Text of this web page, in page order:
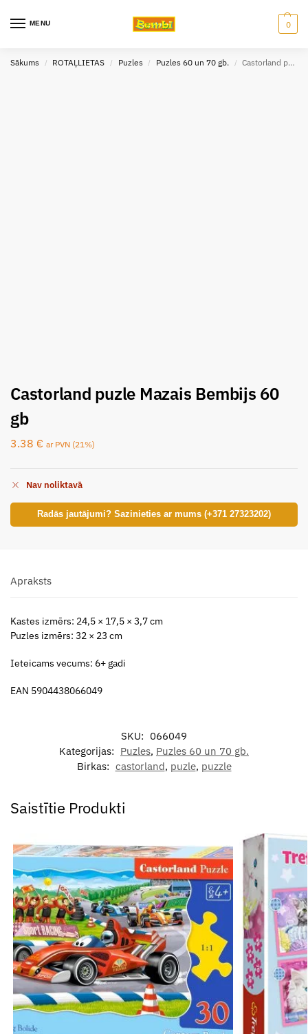
MENU 0
Sākums / ROTAĻLIETAS / Puzles / Puzles 60 un 70 gb. / Castorland puzle Mazais Bembijs 60 gb
Castorland puzle Mazais Bembijs 60
gb
3.38 € ar PVN (21%)
Nav noliktavā
Radās jautājumi? Sazinieties ar mums (+371 27323202)
Apraksts
Kastes izmērs: 24,5 × 17,5 × 3,7 cm
Puzles izmērs: 32 × 23 cm
Ieteicams vecums: 6+ gadi
EAN 5904438066049
SKU: 066049
Kategorijas: Puzles, Puzles 60 un 70 gb.
Birkas: castorland, puzle, puzzle
Saistītie Produkti